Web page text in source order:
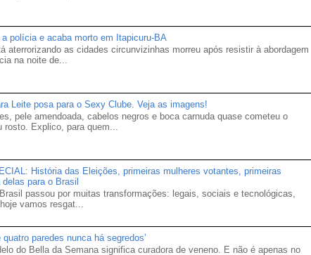
polícia e acaba morto em Itapicuru-BA
aterrorizando as cidades circunvizinhas morreu após resistir à abordagem
na noite de...
Leite posa para o Sexy Clube. Veja as imagens!
pele amendoada, cabelos negros e boca carnuda quase cometeu o
rosto. Explico, para quem...
História das Eleições, primeiras mulheres votantes, primeiras
para o Brasil
passou por muitas transformações: legais, sociais e tecnológicas,
vamos resgat...
paredes nunca há segredos’
do Bella da Semana significa curadora de veneno. E não é apenas no